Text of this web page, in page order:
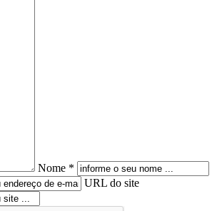
Nome *
URL do site